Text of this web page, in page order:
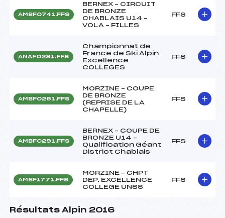
AMBF0741.FFS
BERNEX – CIRCUIT
DE BRONZE
CHABLAIS U14 –
VOLA – FILLES
FFS
ANAF0281.FFS
Championnat de
France de Ski Alpin
Excellence
COLLEGES
FFS
AMBF0261.FFS
MORZINE – COUPE
DE BRONZE
(REPRISE DE LA
CHAPELLE)
FFS
AMBF0291.FFS
BERNEX – COUPE DE
BRONZE U14 –
Qualification Géant
District Chablais
FFS
AMBF1771.FFS
MORZINE – CHPT
DEP. EXCELLENCE
COLLEGE UNSS
FFS
Résultats Alpin 2016